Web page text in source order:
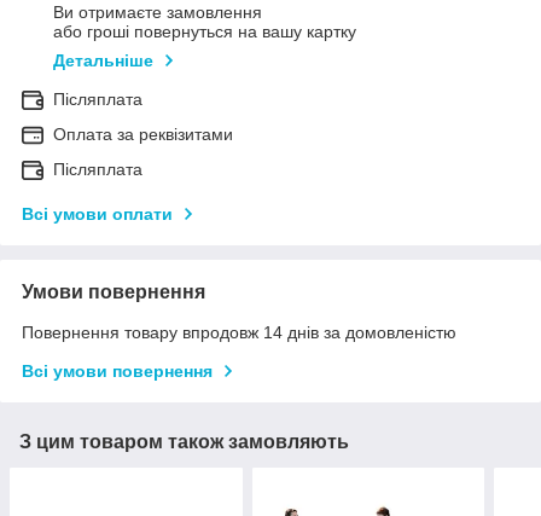
Ви отримаєте замовлення
або гроші повернуться на вашу картку
Детальніше
Післяплата
Оплата за реквізитами
Післяплата
Всі умови оплати
Умови повернення
Повернення товару впродовж 14 днів за домовленістю
Всі умови повернення
З цим товаром також замовляють